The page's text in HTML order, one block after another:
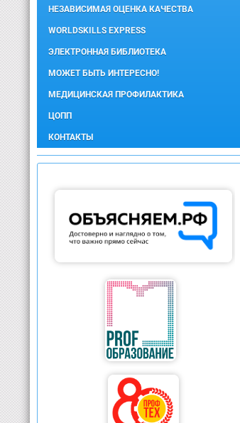
НЕЗАВИСИМАЯ ОЦЕНКА КАЧЕСТВА
WORLDSKILLS EXPRESS
ЭЛЕКТРОННАЯ БИБЛИОТЕКА
МОЖЕТ БЫТЬ ИНТЕРЕСНО!
МЕДИЦИНСКАЯ ПРОФИЛАКТИКА
ЦОПП
КОНТАКТЫ